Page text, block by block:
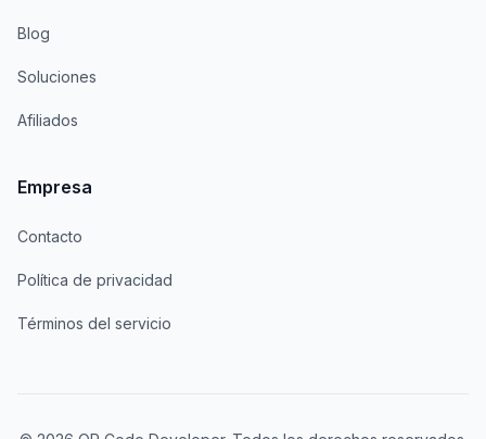
Blog
Soluciones
Afiliados
Empresa
Contacto
Política de privacidad
Términos del servicio